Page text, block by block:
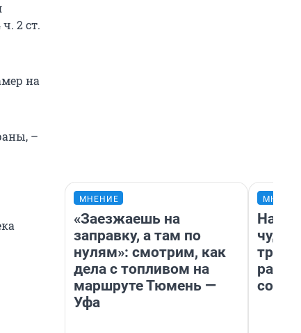
2 ст.
на
–
МНЕНИЕ
«Заезжаешь на
заправку, а там по
нулям»: смотрим, как
дела с топливом на
маршруте Тюмень —
Уфа